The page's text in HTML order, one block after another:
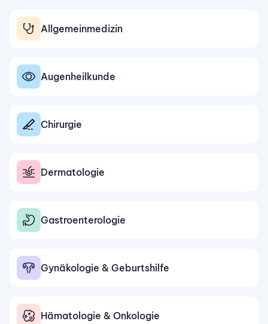
Allgemeinmedizin
Augenheilkunde
Chirurgie
Dermatologie
Gastroenterologie
Gynäkologie & Geburtshilfe
Hämatologie & Onkologie